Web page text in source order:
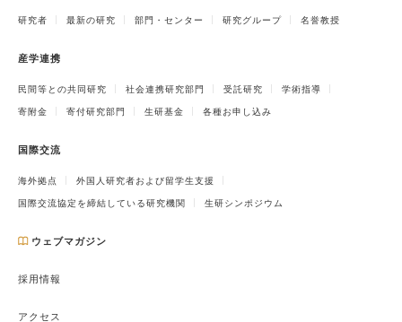
研究者 最新の研究 部門・センター 研究グループ 名誉教授
産学連携
民間等との共同研究 社会連携研究部門 受託研究 学術指導
寄附金 寄付研究部門 生研基金 各種お申し込み
国際交流
海外拠点 外国人研究者および留学生支援
国際交流協定を締結している研究機関 生研シンポジウム
ウェブマガジン
採用情報
アクセス